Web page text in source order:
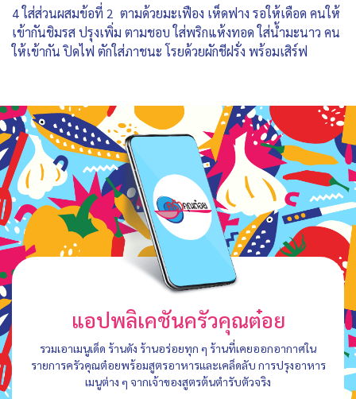
4 ใส่ส่วนผสมข้อที่ 2 ตามด้วยมะเฟือง เห็ดฟาง รอให้เดือด คนให้
เข้ากันชิมรส ปรุงเพิ่ม ตามชอบ ใส่พริกแห้งทอด ใส่น้ำมะนาว คน
ให้เข้ากัน ปิดไฟ ตักใส่ภาชนะ โรยด้วยผักชีฝรั่ง พร้อมเสิร์ฟ
แอปพลิเคชันครัวคุณต๋อย
รวมเอาเมนูเด็ด ร้านดัง ร้านอร่อยทุก ๆ ร้านที่เคยออกอากาศใน
รายการครัวคุณต๋อยพร้อมสูตรอาหารและเคล็ดลับ การปรุงอาหาร
เมนูต่าง ๆ จากเจ้าของสูตรต้นตำรับตัวจริง